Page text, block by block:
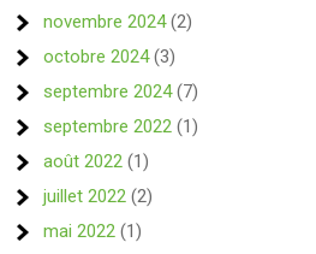
novembre 2024(2)
octobre 2024(3)
septembre 2024(7)
septembre 2022 (1)
août 2022 (1)
juillet 2022 (2)
mai 2022 (1)